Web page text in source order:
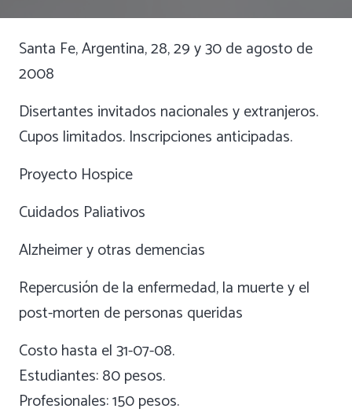
Santa Fe, Argentina, 28, 29 y 30 de agosto de
2008
Disertantes invitados nacionales y extranjeros.
Cupos limitados. Inscripciones anticipadas.
Proyecto Hospice
Cuidados Paliativos
Alzheimer y otras demencias
Repercusión de la enfermedad, la muerte y el
post-morten de personas queridas
Costo hasta el 31-07-08.
Estudiantes: 80 pesos.
Profesionales: 150 pesos.